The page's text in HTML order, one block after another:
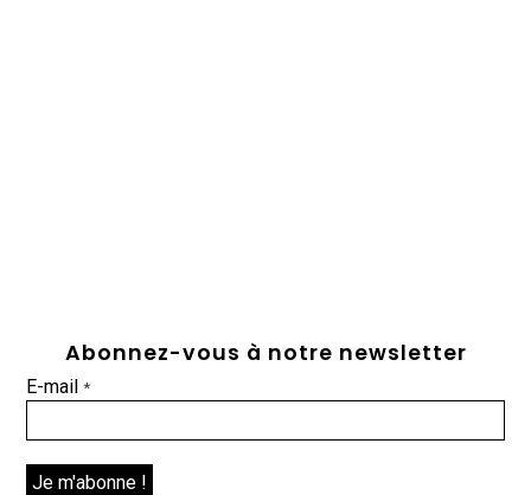
Abonnez-vous à notre newsletter
E-mail*